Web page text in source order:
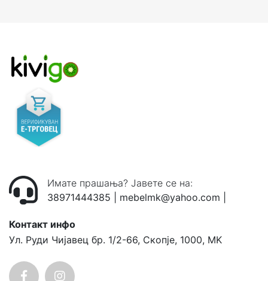
Имате прашања? Јавете се на:
38971444385
mebelmk@yahoo.com
Контакт инфо
Ул. Руди Чијавец бр. 1/2-66, Скопје, 1000, MK